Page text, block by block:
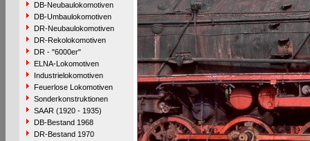
DB-Neubaulokomotiven
DB-Umbaulokomotiven
DR-Neubaulokomotiven
DR-Rekolokomotiven
DR - "6000er"
ELNA-Lokomotiven
Industrielokomotiven
Feuerlose Lokomotiven
Sonderkonstruktionen
SAAR (1920 - 1935)
DB-Bestand 1968
DR-Bestand 1970